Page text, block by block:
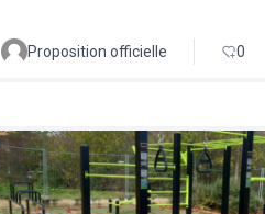
Proposition officielle 0